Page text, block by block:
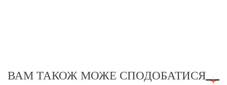
ВАМ ТАКОЖ МОЖЕ СПОДОБАТИСЯ